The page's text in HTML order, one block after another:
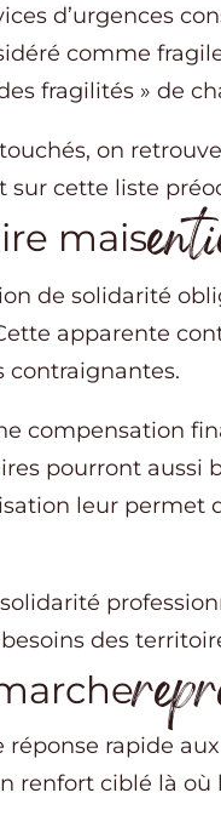
d’urgences
comme
fragilités » de
on retrouve
sur cette liste
mais
de solidarité
apparente
contraignantes.
compensation
pourront
leur permet
des
rapide
renfort ciblé là